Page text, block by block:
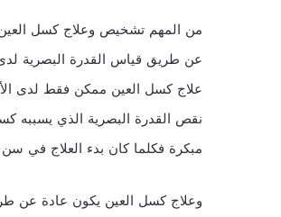
من المهم تشخيص وعلاج كسل
عن طريق قياس القدرة البصرية
علاج كسل العين ممكن فقط لدى
نقص القدرة البصرية الذي يسببه
مبكرة فكلما كان بدء العلاج في
وعلاج كسل العين يكون عادة عن